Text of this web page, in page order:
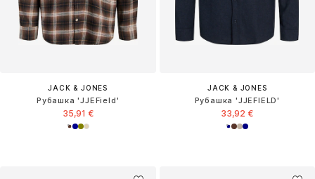
JACK & JONES
Рубашка 'JJEField'
35,91 €
JACK & JONES
Рубашка 'JJEFIELD'
33,92 €